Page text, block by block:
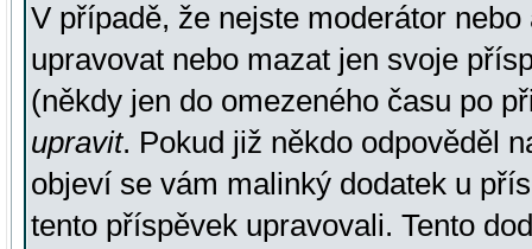
V případě, že nejste moderátor
upravovat nebo mazat jen svoje
(někdy jen do omezeného času po
upravit. Pokud již někdo odpověděl
objeví se vám malinký dodatek u
tento příspěvek upravovali. Tento